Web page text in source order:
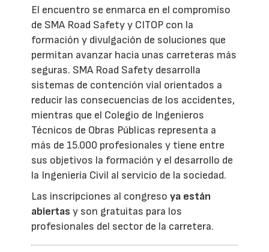
El encuentro se enmarca en el compromiso
de SMA Road Safety y CITOP con la
formación y divulgación de soluciones que
permitan avanzar hacia unas carreteras más
seguras. SMA Road Safety desarrolla
sistemas de contención vial orientados a
reducir las consecuencias de los accidentes,
mientras que el Colegio de Ingenieros
Técnicos de Obras Públicas representa a
más de 15.000 profesionales y tiene entre
sus objetivos la formación y el desarrollo de
la Ingeniería Civil al servicio de la sociedad.
Las inscripciones al congresoya están
abiertas y son gratuitas para los
profesionales del sector de la carretera.